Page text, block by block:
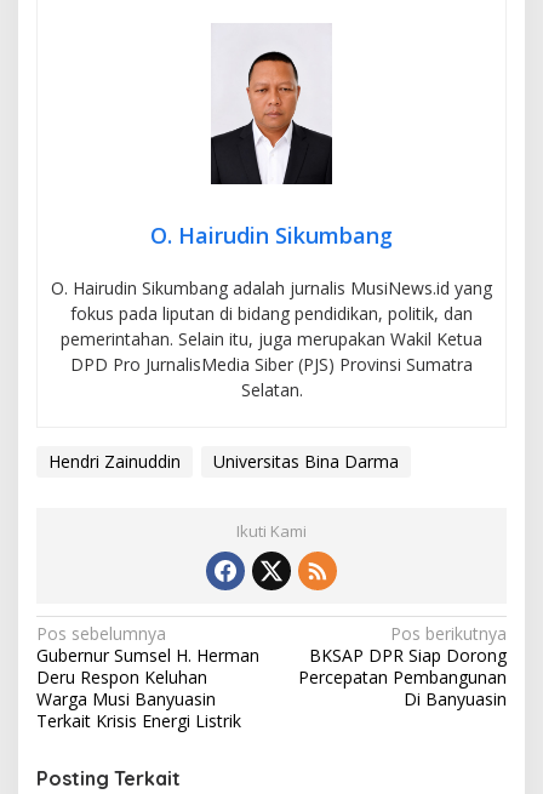
O. Hairudin Sikumbang
O. Hairudin Sikumbang adalah jurnalis MusiNews.id yang
fokus pada liputan di bidang pendidikan, politik, dan
pemerintahan. Selain itu, juga merupakan Wakil Ketua
DPD Pro JurnalisMedia Siber (PJS) Provinsi Sumatra
Selatan.
Hendri Zainuddin Universitas Bina Darma
Ikuti Kami
N
a
v
i
g
Pos sebelumnya
Gubernur Sumsel H. Herman
Deru Respon Keluhan
Warga Musi Banyuasin
Terkait Krisis Energi Listrik
Pos berikutnya
BKSAP DPR Siap Dorong
Percepatan Pembangunan
Di Banyuasin
Posting Terkait